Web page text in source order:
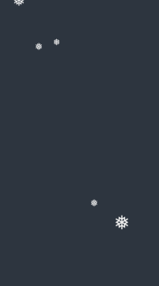
❅
❅
❅ ❅